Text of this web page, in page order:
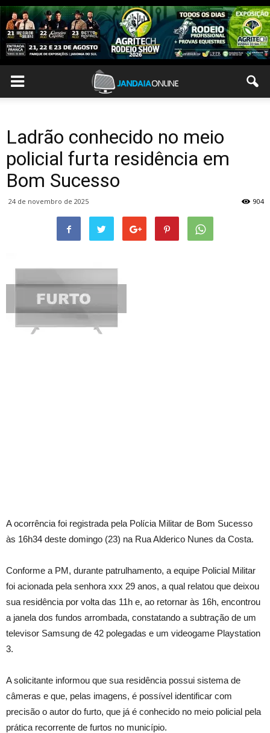
Ladrão conhecido no meio
policial furta residência em
Bom Sucesso
24 de novembro de 2025 904
A ocorrência foi registrada pela Polícia Militar de Bom Sucesso
às 16h34 deste domingo (23) na Rua Alderico Nunes da Costa.
Conforme a PM, durante patrulhamento, a equipe Policial Militar
foi acionada pela senhora xxx 29 anos, a qual relatou que deixou
sua residência por volta das 11h e, ao retornar às 16h, encontrou
a janela dos fundos arrombada, constatando a subtração de um
televisor Samsung de 42 polegadas e um videogame Playstation
3.
A solicitante informou que sua residência possui sistema de
câmeras e que, pelas imagens, é possível identificar com
precisão o autor do furto, que já é conhecido no meio policial pela
prática recorrente de furtos no município.